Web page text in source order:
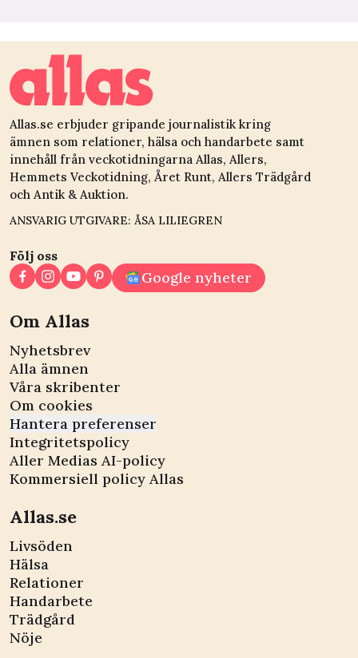
Allas.se erbjuder gripande journalistik kring
ämnen som relationer, hälsa och handarbete samt
innehåll från veckotidningarna Allas, Allers,
Hemmets Veckotidning, Året Runt, Allers Trädgård
och Antik & Auktion.
ANSVARIG UTGIVARE: ÅSA LILIEGREN
Följ oss
Google nyheter
Om Allas
Nyhetsbrev
Alla ämnen
Våra skribenter
Om cookies
Hantera preferenser
Integritetspolicy
Aller Medias AI-policy
Kommersiell policy Allas
Allas.se
Livsöden
Hälsa
Relationer
Handarbete
Trädgård
Nöje